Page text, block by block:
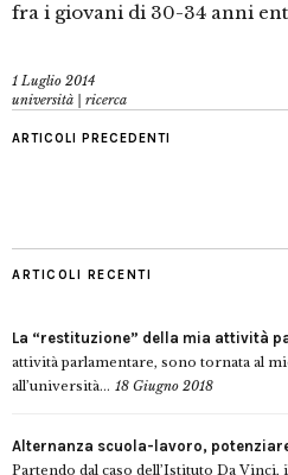
fra i giovani di 30-34 anni
1 Luglio 2014
università | ricerca
ARTICOLI PRECEDENTI
ARTICOLI RECENTI
La “restituzione” della mia attività
attività parlamentare, sono tornata al
all’università... 18 Giugno 2018
Alternanza scuola-lavoro,
Partendo dal caso dell’Istituto Da Vinci,